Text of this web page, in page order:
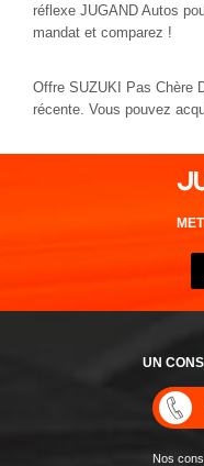
réflexe JUGAND Autos
mandat et comparez !
Offre SUZUKI Pas Chère
récente. Vous pouvez
UN
Nos